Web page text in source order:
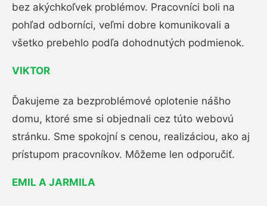
bez akýchkoľvek problémov. Pracovníci boli na
pohľad odborníci, veľmi dobre komunikovali a
všetko prebehlo podľa dohodnutých podmienok.
VIKTOR
Ďakujeme za bezproblémové oplotenie nášho
domu, ktoré sme si objednali cez túto webovú
stránku. Sme spokojní s cenou, realizáciou, ako aj
prístupom pracovníkov. Môžeme len odporučiť.
EMIL A JARMILA